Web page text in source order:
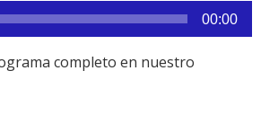
00:00
completo en nuestro